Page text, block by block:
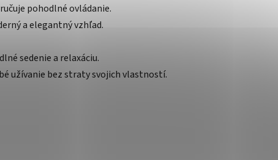
pohodlné ovládanie.
a elegantný vzhľad.
sedenie a relaxáciu.
užívanie bez straty svojich vlastností.